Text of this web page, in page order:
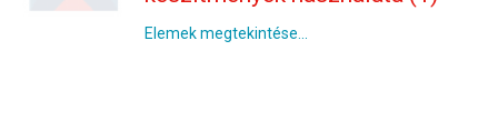
Elemek megtekintése...